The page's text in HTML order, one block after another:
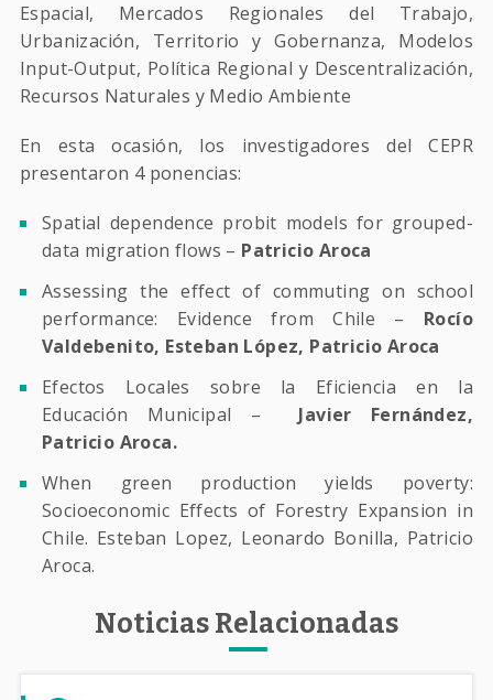
Espacial, Mercados Regionales del Trabajo,
Urbanización, Territorio y Gobernanza, Modelos
Input-Output, Política Regional y Descentralización,
Recursos Naturales y Medio Ambiente
En esta ocasión, los investigadores del CEPR
presentaron 4 ponencias:
Spatial dependence probit models for grouped-
data migration flows – Patricio Aroca
Assessing the effect of commuting on school
performance: Evidence from Chile – Rocío
Valdebenito, Esteban López, Patricio Aroca
Efectos Locales sobre la Eficiencia en la
Educación Municipal – Javier Fernández,
Patricio Aroca.
When green production yields poverty:
Socioeconomic Effects of Forestry Expansion in
Chile. Esteban Lopez, Leonardo Bonilla, Patricio
Aroca.
Noticias Relacionadas